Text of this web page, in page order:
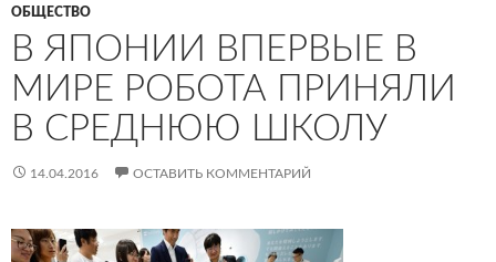
ОБЩЕСТВО
В ЯПОНИИ ВПЕРВЫЕ В
МИРЕ РОБОТА ПРИНЯЛИ
В СРЕДНЮЮ ШКОЛУ
14.04.2016 ОСТАВИТЬ КОММЕНТАРИЙ